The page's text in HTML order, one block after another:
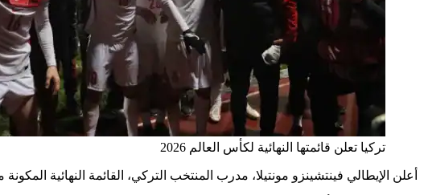
تركيا تعلن قائمتها النهائية لكأس العالم 2026
أعلن الإيطالي فينتشينزو مونتيلا، مدرب المنتخب التركي، القائمة النهائية المكونة من 26 لاعباً للمشاركة في كأس العالم 2026، في أول ظهور لتركيا في المونديال منذ نسخة